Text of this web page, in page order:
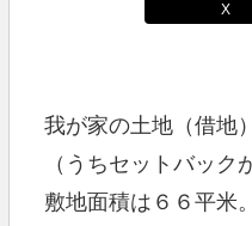
X
我が家の土地（借地
（うちセットバック
敷地面積は６６平米。